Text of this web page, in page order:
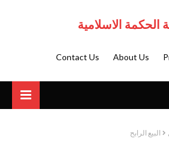
الحكمة الاسلامية
About Us
Contact Us
البيع الرابح